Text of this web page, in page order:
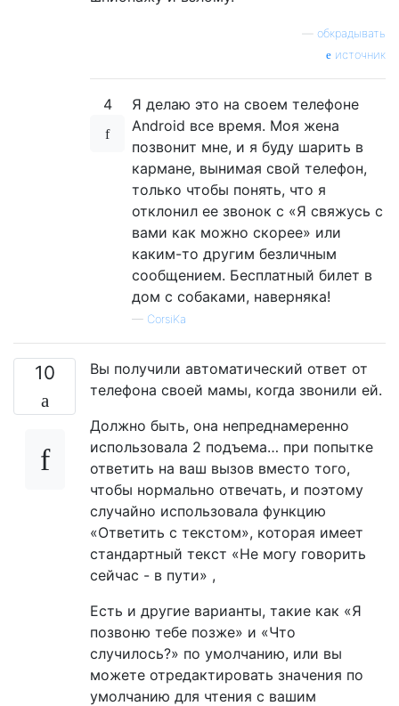
обкрадывать
источник
4
Я делаю это на своем телефоне
Android все время. Моя жена
позвонит мне, и я буду шарить в
кармане, вынимая свой телефон,
только чтобы понять, что я
отклонил ее звонок с «Я свяжусь с
вами как можно скорее» или
каким-то другим безличным
сообщением. Бесплатный билет в
дом с собаками, наверняка!
— CorsiKa
10
Вы получили автоматический ответ от
телефона своей мамы, когда звонили ей.
Должно быть, она непреднамеренно
использовала 2 подъема… при попытке
ответить на ваш вызов вместо того,
чтобы нормально отвечать, и поэтому
случайно использовала функцию
«Ответить с текстом», которая имеет
стандартный текст «Не могу говорить
сейчас - в пути» ,
Есть и другие варианты, такие как «Я
позвоню тебе позже» и «Что
случилось?» по умолчанию, или вы
можете отредактировать значения по
умолчанию для чтения с вашим